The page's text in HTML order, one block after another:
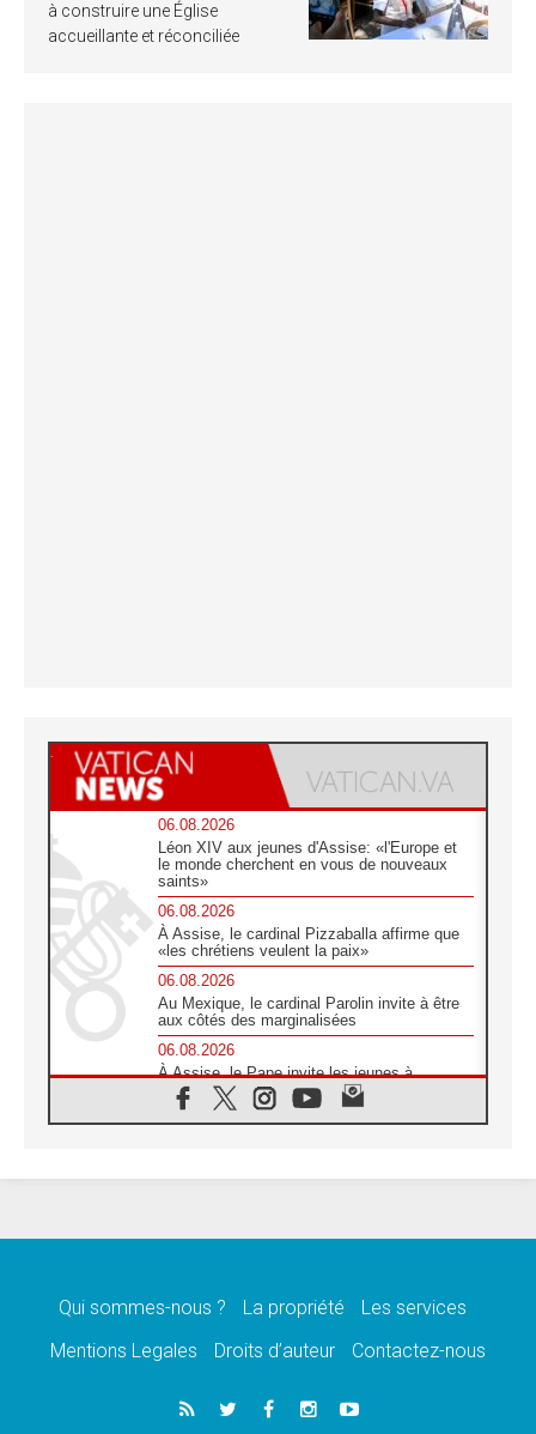
à construire une Église
accueillante et réconciliée
06.08.2026
Léon XIV aux jeunes d'Assise: «l'Europe et
le monde cherchent en vous de nouveaux
saints»
06.08.2026
À Assise, le cardinal Pizzaballa affirme que
«les chrétiens veulent la paix»
06.08.2026
Au Mexique, le cardinal Parolin invite à être
aux côtés des marginalisées
06.08.2026
À Assise, le Pape invite les jeunes à
«construire la civilisation de l'amour»
05.08.2026
d'entendre ceux qui bénissent la guerre»
Léon XIV au Pérou, une lueur d'espoir pour
05.08.2026
SCEAM: L'Église en Afrique vers
Qui sommes-nous ? La propriété
Les services
Mentions Legales
Droits d’auteur Contactez-nous